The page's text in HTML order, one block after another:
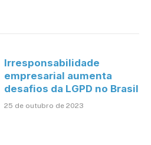
Irresponsabilidade
empresarial aumenta
desafios da LGPD no Brasil
25 de outubro de 2023